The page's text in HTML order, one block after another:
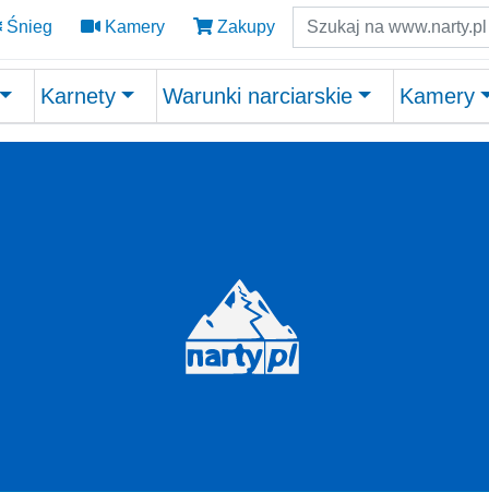
Śnieg Kamery Zakupy Szukaj
Karnety Warunki narciarskie Kamery